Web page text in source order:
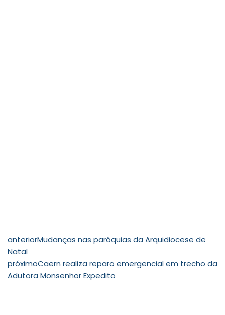
anteriorMudanças nas paróquias da Arquidiocese de
Natal
próximoCaern realiza reparo emergencial em trecho da
Adutora Monsenhor Expedito